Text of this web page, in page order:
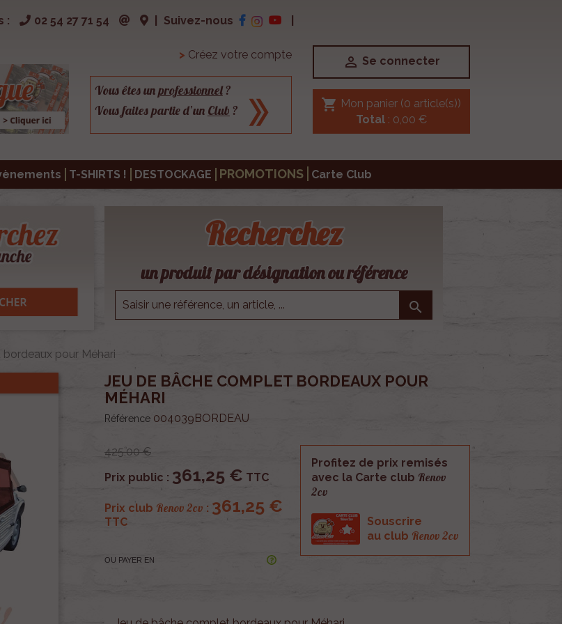
: 02 54 27 71 54 Suivez-nous
> Créez votre compte
Vous êtes unprofessionnel?
Vous faites partie d’un Club ?
 Se connecter
shopping_cart Mon panier (0 article(s))
Total: 0,00 €
T-SHIRTS ! DESTOCKAGE PROMOTIONS Carte Club
Recherchez
un produit par désignation ou référence

pour Méhari
JEU DE BÂCHE COMPLET BORDEAUX POUR
MÉHARI
Référence 004039BORDEAU
425,00 €
Prix public : 361,25 € TTC
Prix club Renov 2cv : 361,25 €
TTC
OU PAYER EN
Profitez de prix remisés
avec la Carte club Renov
2cv
Souscrire
au club Renov 2cv